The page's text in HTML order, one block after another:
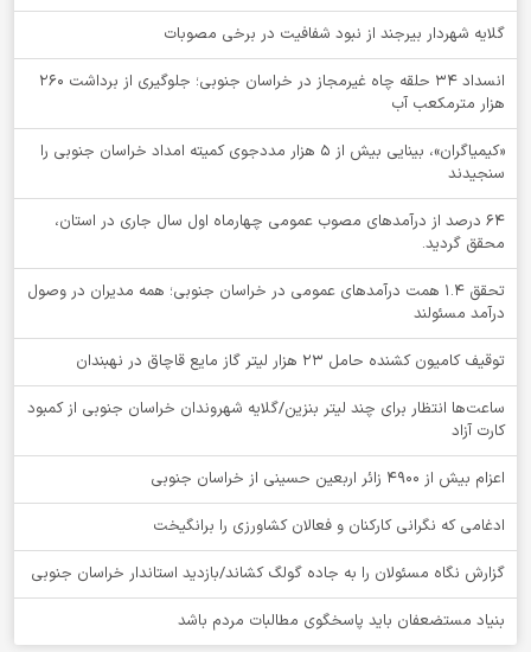
گلایه شهردار بیرجند از نبود شفافیت در برخی مصوبات
انسداد ۳۴ حلقه چاه غیرمجاز در خراسان جنوبی؛ جلوگیری از برداشت ۲۶۰
هزار مترمکعب آب
«کیمیاگران»، بینایی بیش از ۵ هزار مددجوی کمیته امداد خراسان جنوبی را
سنجیدند
64 درصد از درآمدهای مصوب عمومی چهارماه اول سال جاری در استان،
محقق گردید.
تحقق ۱.۴ همت درآمدهای عمومی در خراسان جنوبی؛ همه مدیران در وصول
درآمد مسئولند
توقيف کامیون کشنده حامل 23 هزار لیتر گاز مایع قاچاق در نهبندان
ساعت‌ها انتظار برای چند لیتر بنزین/گلایه شهروندان خراسان جنوبی از کمبود
کارت آزاد
اعزام بیش از 4900 زائر اربعین حسینی از خراسان جنوبی
ادغامی که نگرانی کارکنان و فعالان کشاورزی را برانگیخت
گزارش نگاه مسئولان را به جاده گولگ کشاند/بازدید استاندار خراسان جنوبی
بنیاد مستضعفان باید پاسخگوی مطالبات مردم باشد